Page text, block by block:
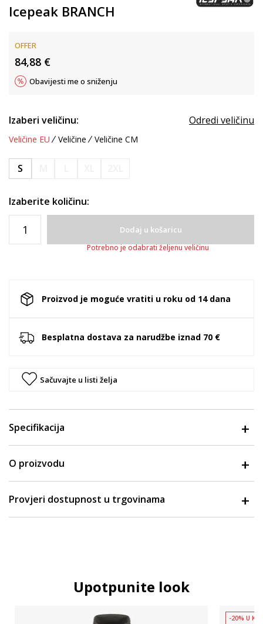
Icepeak BRANCH
OFFER
84,88 €
Obavijesti me o sniženju
Izaberi veličinu: Odredi veličinu
Veličine EU Veličine Veličine CM
S
Izaberite količinu:
Dodaj u košaricu
Potrebno je odabrati željenu veličinu
Proizvod je moguće vratiti u roku od 14 dana
Besplatna dostava za narudžbe iznad 70 €
Sačuvajte u listi želja
Specifikacija
O proizvodu
Provjeri dostupnost u trgovinama
Upotpunite look
-20% U